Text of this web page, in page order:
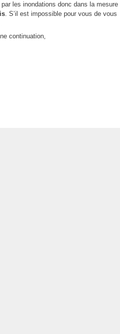
les inondations donc dans la mesure
. S’il est impossible pour vous de vous
continuation,